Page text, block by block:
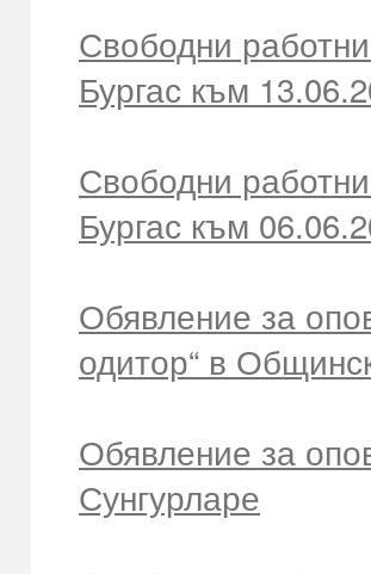
Свободни
Бургас към
Свободни
Бургас към
Обявление за
одитор“ в
Обявление за
Сунгурларе